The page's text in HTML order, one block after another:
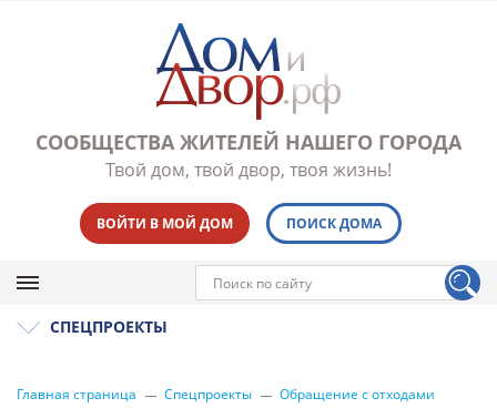
СООБЩЕСТВА ЖИТЕЛЕЙ НАШЕГО ГОРОДА
Твой дом, твой двор, твоя жизнь!
ВОЙТИ В МОЙ ДОМ ПОИСК ДОМА
СПЕЦПРОЕКТЫ
Главная страница Спецпроекты Обращение с отходами